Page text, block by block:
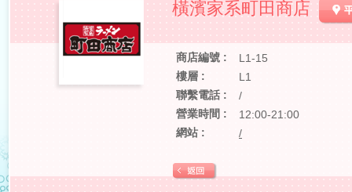
橫濱家系町田商店
商店編號 :
L1-15
樓層 :
L1
聯繫電話 :
/
營業時間 :
12:00-21:00
網站 :
/